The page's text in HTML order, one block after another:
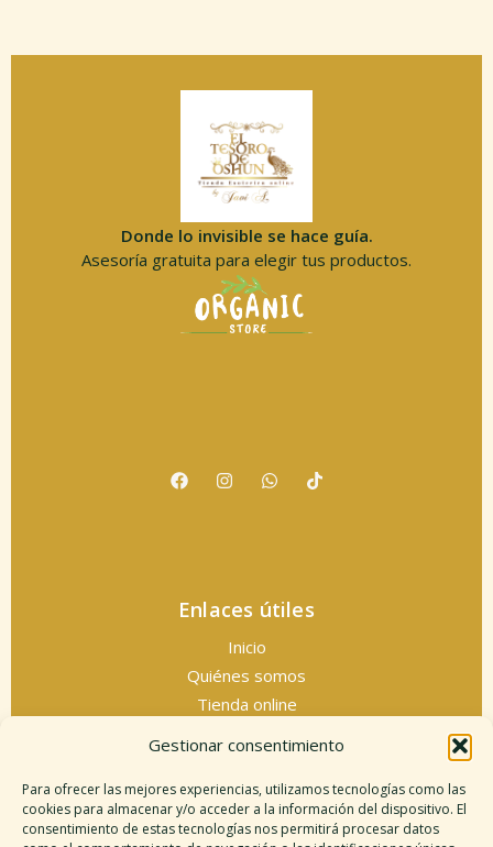
Gestionar consentimiento
Para ofrecer las mejores experiencias, utilizamos tecnologías como las
cookies para almacenar y/o acceder a la información del dispositivo. El
consentimiento de estas tecnologías nos permitirá procesar datos
Donde lo invisible se hace guía.
Asesoría gratuita para elegir tus productos.
Enlaces útiles
Inicio
Quiénes somos
Tienda online